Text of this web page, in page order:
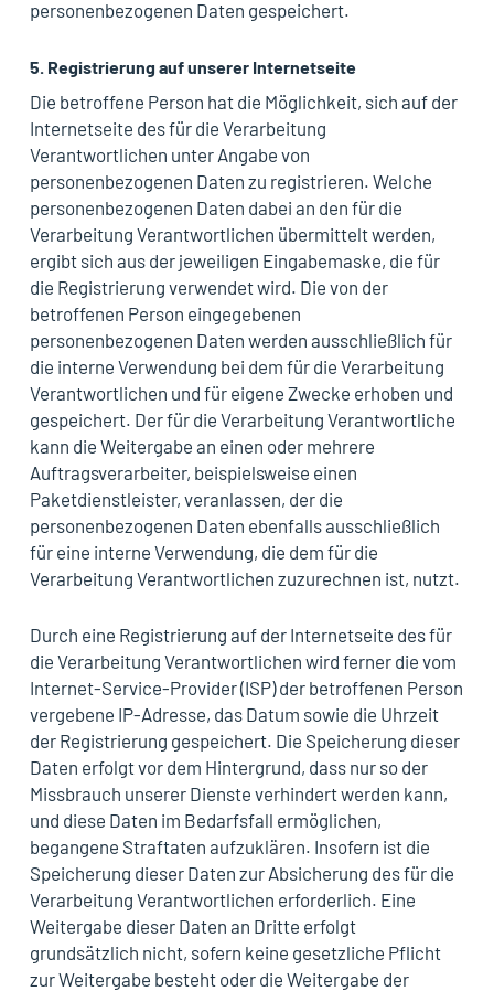
personenbezogenen Daten gespeichert.
5. Registrierung auf unserer Internetseite
Die betroffene Person hat die Möglichkeit, sich auf der
Internetseite des für die Verarbeitung
Verantwortlichen unter Angabe von
personenbezogenen Daten zu registrieren. Welche
personenbezogenen Daten dabei an den für die
Verarbeitung Verantwortlichen übermittelt werden,
ergibt sich aus der jeweiligen Eingabemaske, die für
die Registrierung verwendet wird. Die von der
betroffenen Person eingegebenen
personenbezogenen Daten werden ausschließlich für
die interne Verwendung bei dem für die Verarbeitung
Verantwortlichen und für eigene Zwecke erhoben und
gespeichert. Der für die Verarbeitung Verantwortliche
kann die Weitergabe an einen oder mehrere
Auftragsverarbeiter, beispielsweise einen
Paketdienstleister, veranlassen, der die
personenbezogenen Daten ebenfalls ausschließlich
für eine interne Verwendung, die dem für die
Verarbeitung Verantwortlichen zuzurechnen ist, nutzt.
Durch eine Registrierung auf der Internetseite des für
die Verarbeitung Verantwortlichen wird ferner die vom
Internet-Service-Provider (ISP) der betroffenen Person
vergebene IP-Adresse, das Datum sowie die Uhrzeit
der Registrierung gespeichert. Die Speicherung dieser
Daten erfolgt vor dem Hintergrund, dass nur so der
Missbrauch unserer Dienste verhindert werden kann,
und diese Daten im Bedarfsfall ermöglichen,
begangene Straftaten aufzuklären. Insofern ist die
Speicherung dieser Daten zur Absicherung des für die
Verarbeitung Verantwortlichen erforderlich. Eine
Weitergabe dieser Daten an Dritte erfolgt
grundsätzlich nicht, sofern keine gesetzliche Pflicht
zur Weitergabe besteht oder die Weitergabe der